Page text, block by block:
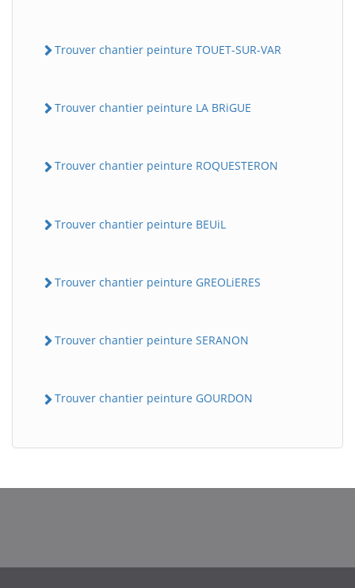
Trouver chantier peinture TOUET-SUR-VAR
Trouver chantier peinture LA BRiGUE
Trouver chantier peinture ROQUESTERON
Trouver chantier peinture BEUiL
Trouver chantier peinture GREOLiERES
Trouver chantier peinture SERANON
Trouver chantier peinture GOURDON
B